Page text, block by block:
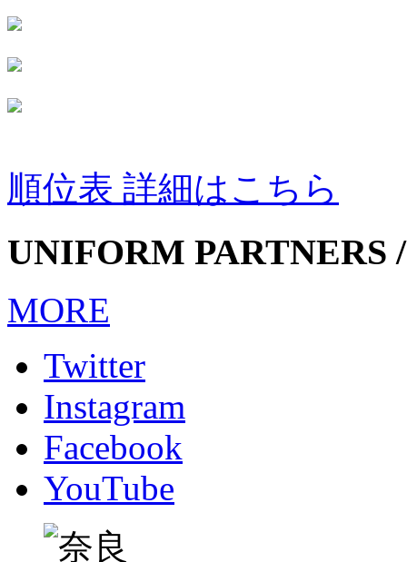
順位表 詳細はこちら
UNIFORM PARTNERS
MORE
Twitter
Instagram
Facebook
YouTube